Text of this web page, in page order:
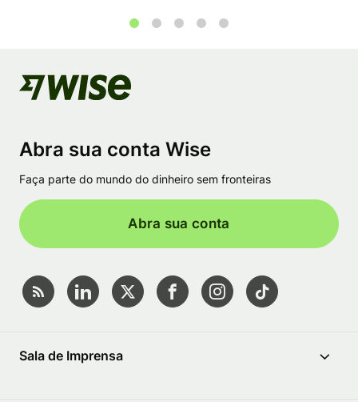
Abra sua conta Wise
Faça parte do mundo do dinheiro sem fronteiras
Abra sua conta
Sala de Imprensa